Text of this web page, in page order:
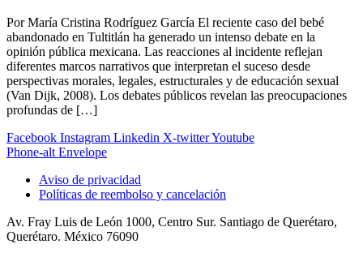
Por María Cristina Rodríguez García El reciente caso del bebé
abandonado en Tultitlán ha generado un intenso debate en la
opinión pública mexicana. Las reacciones al incidente reflejan
diferentes marcos narrativos que interpretan el suceso desde
perspectivas morales, legales, estructurales y de educación sexual
(Van Dijk, 2008). Los debates públicos revelan las preocupaciones
profundas de […]
Facebook Instagram Linkedin X-twitterYoutube
Phone-alt Envelope
Aviso de privacidad
Políticas de reembolso y cancelación
Av. Fray Luis de León 1000, Centro Sur. Santiago de Querétaro,
Querétaro. México 76090